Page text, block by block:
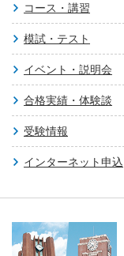
コース・講習
模試・テスト
イベント・説明会
合格実績・体験談
受験情報
インターネット申込